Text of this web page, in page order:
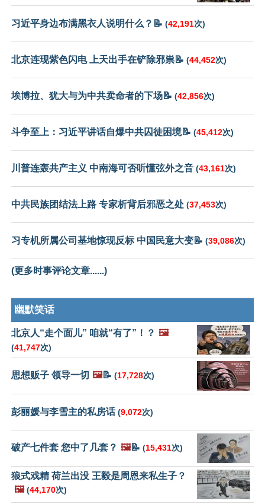
习近平身边布满黑衣人说明什么？📝 (42,191次)
北京连现紫色闪电 上天出手在铲除邪祟📝 (44,452次)
埃博拉、犹大与为中共卖命者的下场📝 (42,856次)
斗争至上：习近平讲话自爆中共囚徒困境📝 (45,412次)
川普连轰共产主义 中南海可否听懂弦外之音 (43,161次)
中共民族团结法上路 专家析背后邪恶之处 (37,453次)
习专机所属公司基地惊现反标 中国民意大变📝 (39,086次)
(更多时事评论文章......)
幽默笑话
北京人“走个面儿” 咱就“有了”！？ 🖼️
(41,747次)
思想贩子 领导一切 🖼️📝 (17,728次)
彭丽媛与李雪主的私房话(9,072次)
破产七件套 您中了几套？ 🖼️📝 (15,431次)
狼式戏精 荷兰出没 王毅是周恩来私生子？
🖼️ (44,170次)